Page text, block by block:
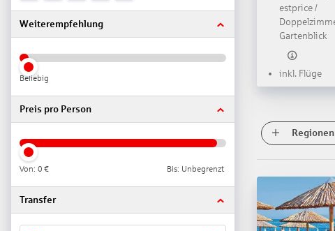
Weiterempfehlung
Beliebig
Preis pro Person
Von: 0 € Bis: Unbegrenzt
Transfer
estprice /
Gartenblick
inkl. Flüge